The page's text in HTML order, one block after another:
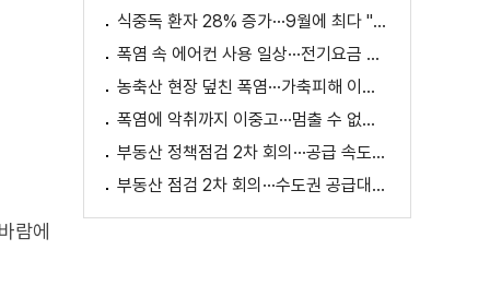
람에
식중독 환자 28% 증가···9월에 최다 "입추 방심 금물"
폭염 속 에어컨 사용 일상···전기요금 줄이려면?
농축산 현장 덮친 폭염···가축피해 이틀 새 28만 마리↑
폭염에 악취까지 이중고···멈출 수 없는 필수노동
부동산 정책점검 2차 회의···공급 속도전 본격화하나
부동산 점검 2차 회의···수도권 공급대책 논의